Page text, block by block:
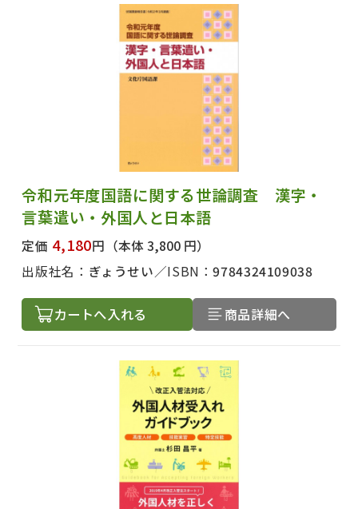
令和元年度国語に関する世論調査 漢字・
言葉遣い・外国人と日本語
定価 4,180円 （本体 3,800 円）
出版社名： ぎょうせい ISBN：9784324109038
カートへ入れる 商品詳細へ